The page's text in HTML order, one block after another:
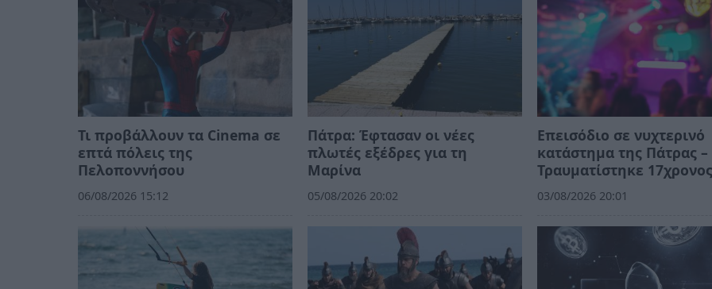
Τι προβάλλουν τα Cinema σε
επτά πόλεις της
Πελοποννήσου
06/08/2026 15:12
Πάτρα: Έφτασαν οι νέες
πλωτές εξέδρες για τη
Μαρίνα
05/08/2026 20:02
Επεισόδιο σε νυχτερινό
κατάστημα της Πάτρας –
Τραυματίστηκε
03/08/2026 20:01